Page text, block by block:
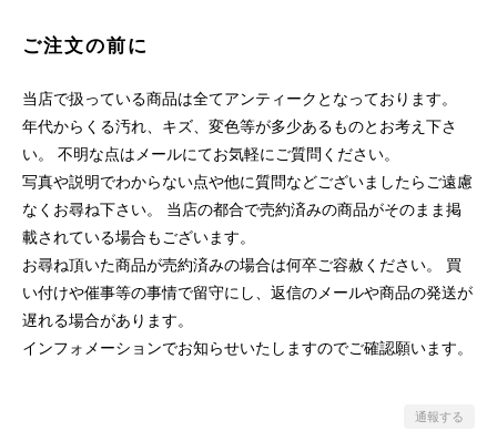
ご注文の前に
当店で扱っている商品は全てアンティークとなっております。
年代からくる汚れ、キズ、変色等が多少あるものとお考え下さ
い。 不明な点はメールにてお気軽にご質問ください。
写真や説明でわからない点や他に質問などございましたらご遠慮
なくお尋ね下さい。 当店の都合で売約済みの商品がそのまま掲
載されている場合もございます。
お尋ね頂いた商品が売約済みの場合は何卒ご容赦ください。 買
い付けや催事等の事情で留守にし、返信のメールや商品の発送が
遅れる場合があります。
インフォメーションでお知らせいたしますのでご確認願います。
通報する